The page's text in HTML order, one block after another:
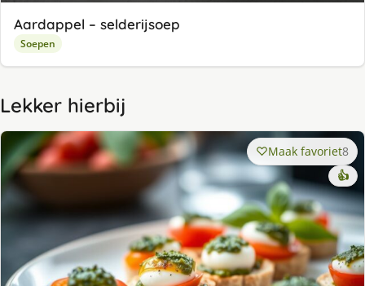
Aardappel – selderijsoep
Soepen
Lekker hierbij
Maak favoriet8
👍